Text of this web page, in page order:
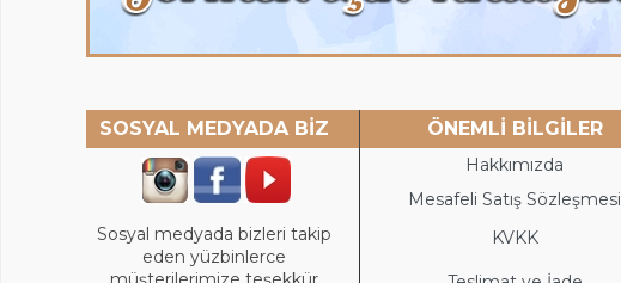
SOSYAL MEDYADA BİZ ÖNEMLİ BİLGİLER
Hakkımızda
Mesafeli Satış Sözleşmesi
Sosyal medyada bizleri takip
eden yüzbinlerce
KVKK